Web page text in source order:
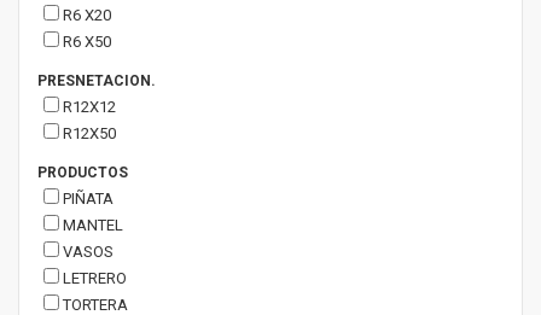
R6 X20
R6 X50
PRESNETACION.
R12X12
R12X50
PRODUCTOS
PIÑATA
MANTEL
VASOS
LETRERO
TORTERA